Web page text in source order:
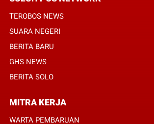
TEROBOS NEWS
SUARA NEGERI
BERITA BARU
GHS NEWS
BERITA SOLO
MITRA KERJA
WARTA PEMBARUAN